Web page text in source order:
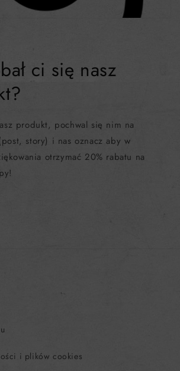
ci się nasz
produkt, pochwal się nim na
story) i nas oznacz aby w
otrzymać 20% rabatu na
i plików cookies